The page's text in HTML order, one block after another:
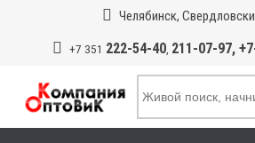
Челябинск,
+7 351 222-54-40, 211-07-97,